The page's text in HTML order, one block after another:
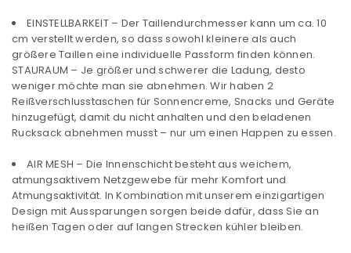
ANMELDEN
Benutzername oder E-Mail-Adresse*
EINSTELLBARKEIT – Der Taillendurchmesser kann um ca. 10
cm verstellt werden, so dass sowohl kleinere als auch
größere Taillen eine individuelle Passform finden können.
STAURAUM – Je größer und schwerer die Ladung, desto
weniger möchte man sie abnehmen. Wir haben 2
Reißverschlusstaschen für Sonnencreme, Snacks und Geräte
hinzugefügt, damit du nicht anhalten und den beladenen
Rucksack abnehmen musst – nur um einen Happen zu essen.
AIR MESH – Die Innenschicht besteht aus weichem,
atmungsaktivem Netzgewebe für mehr Komfort und
Atmungsaktivität. In Kombination mit unserem einzigartigen
Design mit Aussparungen sorgen beide dafür, dass Sie an
heißen Tagen oder auf langen Strecken kühler bleiben.